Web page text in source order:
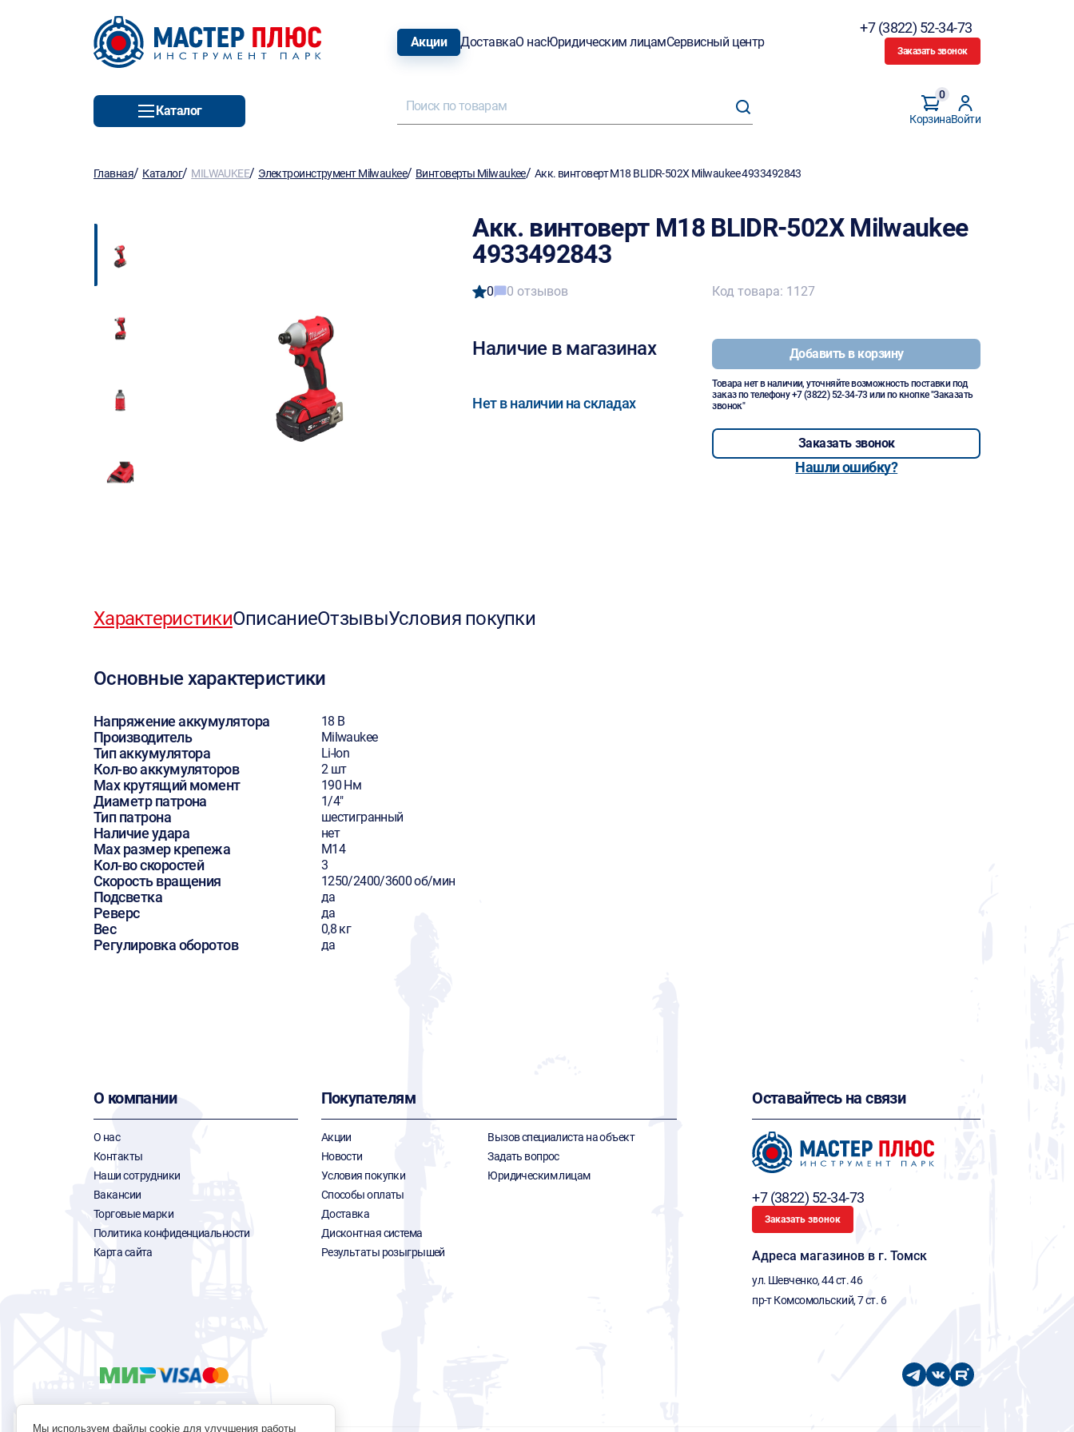
Акции ДоставкаО насЮридическим лицамСервисный центр
+7 (3822) 52-34-73
Заказать звонок
Каталог
Корзина
0
Войти
Главная/ Каталог/ MILWAUKEE/ Электроинструмент Milwaukee/ Винтоверты Milwaukee/ Акк. винтоверт M18 BLIDR-502X Milwaukee 4933492843
Акк. винтоверт M18 BLIDR-502X Milwaukee
4933492843
0 0 отзывов
Наличие в магазинах
Нет в наличии на складах
Код товара: 1127
Добавить в корзину
Товара нет в наличии, уточняйте возможность поставки под
заказ по телефону+7 (3822) 52-34-73 или по кнопке "Заказать
звонок"
Заказать звонок
Нашли ошибку?
ХарактеристикиОписаниеОтзывыУсловия покупки
Основные характеристики
Напряжение аккумулятора 18 В
Производитель Milwaukee
Тип аккумулятора Li-Ion
Кол-во аккумуляторов 2 шт
Max крутящий момент 190 Нм
Диаметр патрона 1/4"
Тип патрона шестигранный
Наличие удара нет
Max размер крепежа М14
Кол-во скоростей 3
Скорость вращения 1250/2400/3600 об/мин
Подсветка да
Реверс да
Вес 0,8 кг
Регулировка оборотов да
О компании
О нас
Контакты
Наши сотрудники
Вакансии
Торговые марки
Политика конфиденциальности
Карта сайта
Покупателям
Акции
Новости
Условия покупки
Способы оплаты
Доставка
Дисконтная система
Результаты розыгрышей
Вызов специалиста на объект
Задать вопрос
Юридическим лицам
Оставайтесь на связи
+7 (3822) 52-34-73
Заказать звонок
Адреса магазинов в г. Томск
ул. Шевченко, 44 ст. 46
пр-т Комсомольский, 7 ст. 6
Мы используем файлы cookie для улучшения работы